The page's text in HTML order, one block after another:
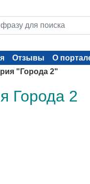
Отзывы О
"Города 2"
Города 2